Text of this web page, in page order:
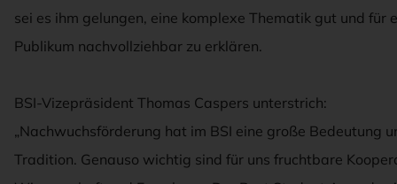
sei es ihm gelungen, eine komplexe Thematik gut und für
Publikum nachvollziehbar zu erklären.
BSI-Vizepräsident Thomas Caspers unterstrich:
„Nachwuchsförderung hat im BSI eine große Bedeutung
Tradition. Genauso wichtig sind für uns fruchtbare